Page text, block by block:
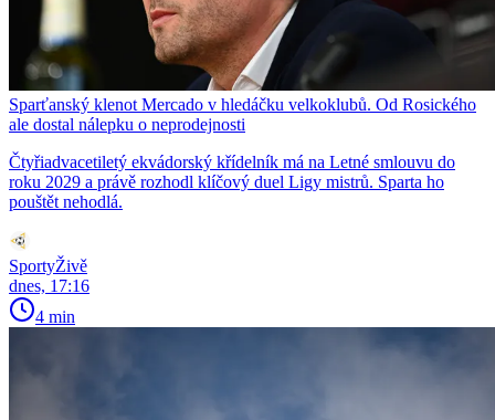
Sparťanský klenot Mercado v hledáčku velkoklubů. Od Rosického
ale dostal nálepku o neprodejnosti
Čtyřiadvacetiletý ekvádorský křídelník má na Letné smlouvu do
roku 2029 a právě rozhodl klíčový duel Ligy mistrů. Sparta ho
pouštět nehodlá.
SportyŽivě
dnes, 17:16
4 min